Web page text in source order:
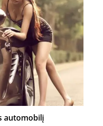
automobilį